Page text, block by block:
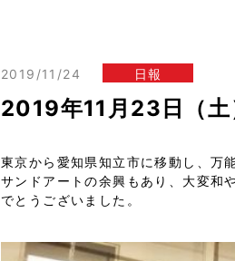
2019/11/24 日報
2019年11月23日（土
東京から愛知県知立市に移動し、万
サンドアートの余興もあり、大変和
でとうございました。